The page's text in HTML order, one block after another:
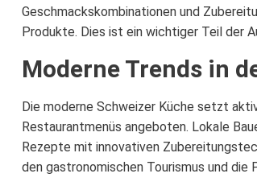
Geschmackskombinationen und
Produkte. Dies ist ein wichtiger Teil der
Moderne Trends in
Die moderne Schweizer Küche setzt
Restaurantmenüs angeboten. Lokale
Rezepte mit innovativen
den gastronomischen Tourismus und